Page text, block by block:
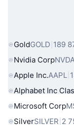
GoldGOLD 189
Nvidia Corp
Apple Inc.AAPL
Alphabet Inc
Microsoft Corp
SilverSILVER 2